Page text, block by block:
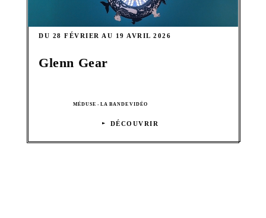
DU 28 FÉVRIER AU 19 AVRIL 2026
Glenn Gear
MÉDUSE - LA BANDE VIDÉO
DÉCOUVRIR